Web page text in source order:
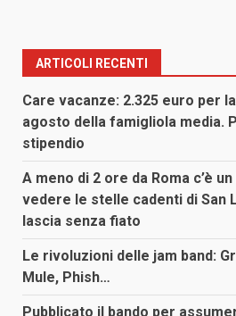
ARTICOLI RECENTI
Care vacanze: 2.325 euro per
agosto della famigliola media.
stipendio
A meno di 2 ore da Roma c’è
vedere le stelle cadenti di San
lascia senza fiato
Le rivoluzioni delle jam band:
Mule, Phish…
Pubblicato il bando per